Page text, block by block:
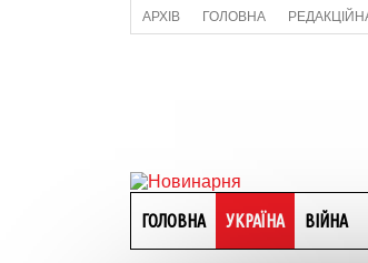
АРХІВ ГОЛОВНА
ГОЛОВНА УКРАЇНА ВІЙНА